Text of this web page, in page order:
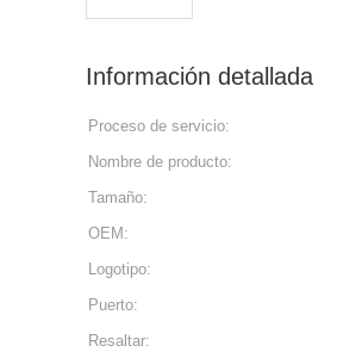
Información detallada
Proceso de servicio:
Nombre de producto:
Tamaño:
OEM:
Logotipo:
Puerto:
Resaltar: